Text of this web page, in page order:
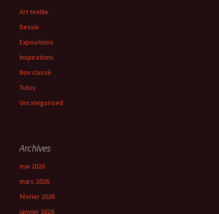
Art textile
Dessin
Expositions
Inspirations
Non classé
Tutos
Uncategorized
Archives
mai 2026
mars 2026
février 2026
janvier 2026